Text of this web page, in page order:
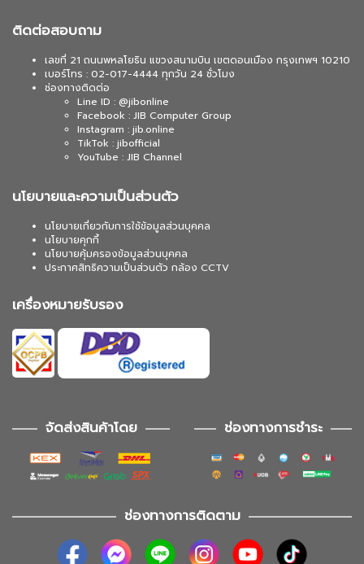
ติดต่อสอบถาม
เลขที่ 21 ถนนพหลโยธิน แขวงสนามบิน เขตดอนเมือง กรุงเทพฯ 10210
เบอร์โทร : 02-017-4444 ทุกวัน 24 ชั่วโมง
ช่องทางติดต่อ
Line ID : @jibonline
Facebook : JIB Computer Group
Instagram : jib.online
TikTok : jibofficial
YouTube : JIB Channel
นโยบายและความเป็นส่วนตัว
นโยบายเกี่ยวกับการใช้ข้อมูลส่วนบุคคล
นโยบายคุกกี้
นโยบายคุ้มครองข้อมูลส่วนบุคคล
ประกาศสิทธิความเป็นส่วนตัว กล้อง CCTV
เครื่องหมายรับรอง
จัดส่งสินค้าโดย ช่องทางการชำระ
ช่องทางการติดตาม